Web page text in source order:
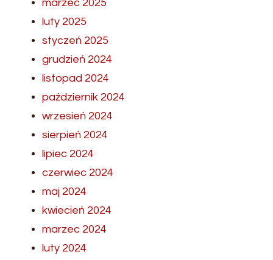
marzec 2025
luty 2025
styczeń 2025
grudzień 2024
listopad 2024
październik 2024
wrzesień 2024
sierpień 2024
lipiec 2024
czerwiec 2024
maj 2024
kwiecień 2024
marzec 2024
luty 2024